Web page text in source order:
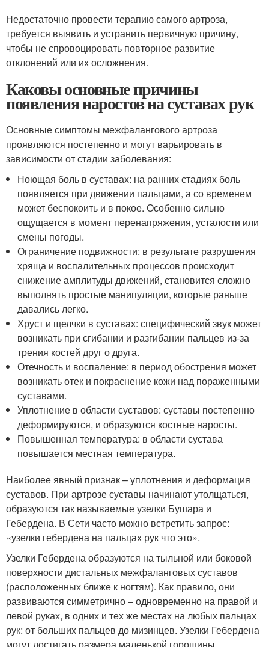
Недостаточно провести терапию самого артроза,
требуется выявить и устранить первичную причину,
чтобы не спровоцировать повторное развитие
отклонений или их осложнения.
Каковы основные причины
появления наростов на суставах рук
Основные симптомы межфалангового артроза
проявляются постепенно и могут варьировать в
зависимости от стадии заболевания:
Ноющая боль в суставах: на ранних стадиях боль
появляется при движении пальцами, а со временем
может беспокоить и в покое. Особенно сильно
ощущается в момент перенапряжения, усталости или
смены погоды.
Ограничение подвижности: в результате разрушения
хряща и воспалительных процессов происходит
снижение амплитуды движений, становится сложно
выполнять простые манипуляции, которые раньше
давались легко.
Хруст и щелчки в суставах: специфический звук может
возникать при сгибании и разгибании пальцев из-за
трения костей друг о друга.
Отечность и воспаление: в период обострения может
возникать отек и покраснение кожи над пораженными
суставами.
Уплотнение в области суставов: суставы постепенно
деформируются, и образуются костные наросты.
Повышенная температура: в области сустава
повышается местная температура.
Наиболее явный признак – уплотнения и деформация
суставов. При артрозе суставы начинают утолщаться,
образуются так называемые узелки Бушара и
Гебердена. В Сети часто можно встретить запрос:
«узелки гебердена на пальцах рук что это».
Узелки Гебердена образуются на тыльной или боковой
поверхности дистальных межфаланговых суставов
(расположенных ближе к ногтям). Как правило, они
развиваются симметрично – одновременно на правой и
левой руках, в одних и тех же местах на любых пальцах
рук: от больших пальцев до мизинцев. Узелки Гебердена